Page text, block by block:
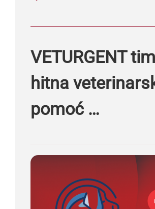
VETURGENT
hitna
pomoć …